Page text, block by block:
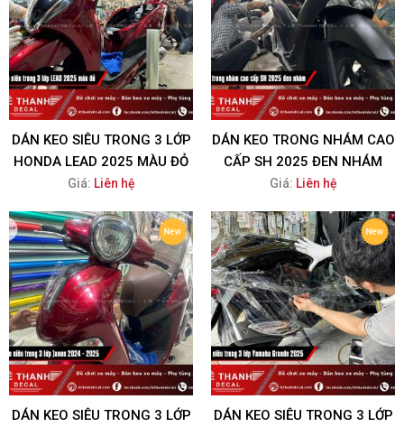
DÁN KEO SIÊU TRONG 3 LỚP
HONDA LEAD 2025 MÀU ĐỎ
Giá: Liên hệ
DÁN KEO TRONG NHÁM CAO
CẤP SH 2025 ĐEN NHÁM
Giá: Liên hệ
DÁN KEO SIÊU TRONG 3 LỚP
DÁN KEO SIÊU TRONG 3 LỚP